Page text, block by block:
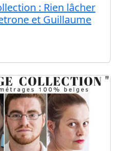
: Rien lâcher
et Guillaume